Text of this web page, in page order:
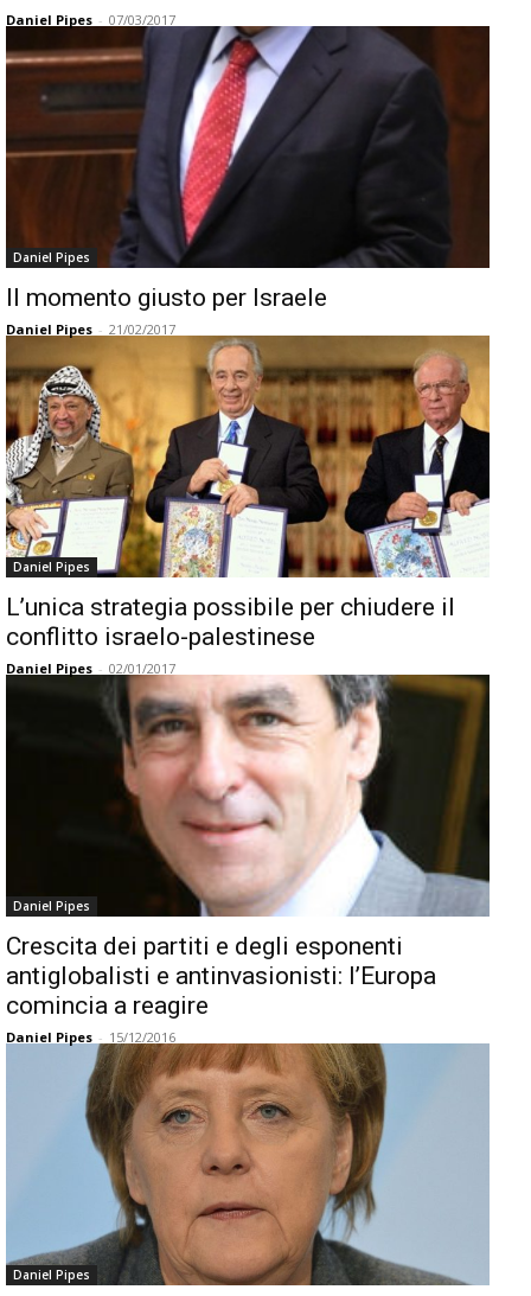
Daniel Pipes - 07/03/2017
Daniel Pipes
Il momento giusto per Israele
Daniel Pipes - 21/02/2017
Daniel Pipes
L’unica strategia possibile per chiudere il
conflitto israelo-palestinese
Daniel Pipes - 02/01/2017
Daniel Pipes
Crescita dei partiti e degli esponenti
antiglobalisti e antinvasionisti: l’Europa
comincia a reagire
Daniel Pipes - 15/12/2016
Daniel Pipes